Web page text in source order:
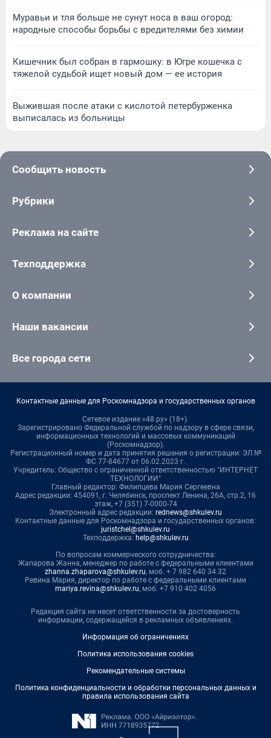
Муравьи и тля больше не сунут носа в ваш огород:
народные способы борьбы с вредителями без химии
Кишечник был собран в гармошку: в Югре кошечка с
тяжелой судьбой ищет новый дом — ее история
Выжившая после атаки с кислотой петербурженка
выписалась из больницы
Сообщить новость
Рубрики
Реклама на сайте
Техподдержка
О компании
Наши вакансии
Все города сети
Контактные данные для Роскомнадзора и государственных органов
Сетевое издание «48.ру» (18+).
Зарегистрировано Федеральной службой по надзору в сфере связи,
информационных технологий и массовых коммуникаций
(Роскомнадзор).
Регистрационный номер и дата принятия решения о регистрации: ЭЛ №
ФС 77-84677 от 06.02.2023 г.
Учредитель: Общество с ограниченной ответственностью "ИНТЕРНЕТ
ТЕХНОЛОГИИ"
Главный редактор: Филипцева Мария Сергеевна
Адрес редакции: 454091, г. Челябинск, проспект Ленина, 26А, стр.2, 16
этаж, +7 (351) 7-0000-74
Электронный адрес редакции: rednews@shkulev.ru
Контактные данные для Роскомнадзора и государственных органов:
juristchel@shkulev.ru
Техподдержка: help@shkulev.ru
По вопросам коммерческого сотрудничества:
Жапарова Жанна, менеджер по работе с федеральными клиентами
zhanna.zhaparova@shkulev.ru, моб. + 7 982 640 34 32
Ревина Мария, директор по работе с федеральными клиентами
mariya.revina@shkulev.ru, моб. +7 910 402 4056
Редакция сайта не несет ответственности за достоверность
информации, содержащейся в рекламных объявлениях.
Информация об ограничениях
Политика использования cookies
Рекомендательные системы
Политика конфиденциальности и обработки персональных данных и
правила использования сайта